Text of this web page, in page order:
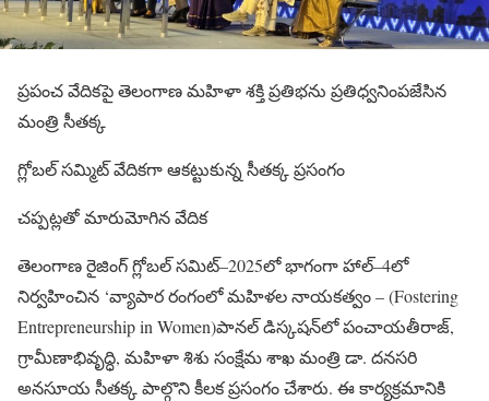
ప్రపంచ వేదికపై తెలంగాణ మహిళా శక్తి ప్రతిభను ప్రతిధ్వనింపజేసిన
మంత్రి సీతక్క
గ్లోబల్ సమ్మిట్ వేదికగా ఆకట్టుకున్న సీతక్క ప్రసంగం
చప్పట్లతో మారుమోగిన వేదిక
తెలంగాణ రైజింగ్ గ్లోబల్ సమిట్–2025లో భాగంగా హాల్–4లో
నిర్వహించిన ‘వ్యాపార రంగంలో మహిళల నాయకత్వం – (Fostering
Entrepreneurship in Women)పానల్ డిస్కషన్‌లో పంచాయతీరాజ్,
గ్రామీణాభివృద్ధి, మహిళా శిశు సంక్షేమ శాఖ మంత్రి డా. దనసరి
అనసూయ సీతక్క పాల్గొని కీలక ప్రసంగం చేశారు. ఈ కార్యక్రమానికి